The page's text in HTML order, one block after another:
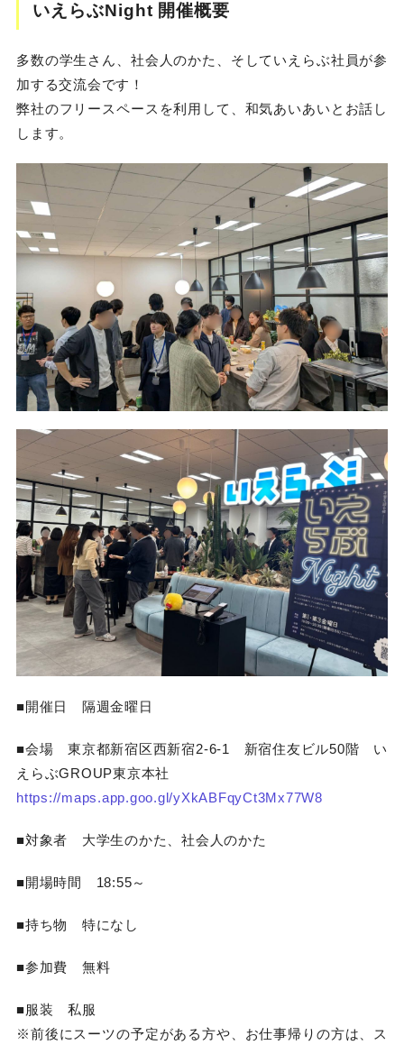
いえらぶNight 開催概要
多数の学生さん、社会人のかた、そしていえらぶ社員が参
加する交流会です！
弊社のフリースペースを利用して、和気あいあいとお話し
します。
■開催日 隔週金曜日
■会場 東京都新宿区西新宿2-6-1 新宿住友ビル50階 い
えらぶGROUP東京本社
https://maps.app.goo.gl/yXkABFqyCt3Mx77W8
■対象者 大学生のかた、社会人のかた
■開場時間 18:55～
■持ち物 特になし
■参加費 無料
■服装 私服
※前後にスーツの予定がある方や、お仕事帰りの方は、ス